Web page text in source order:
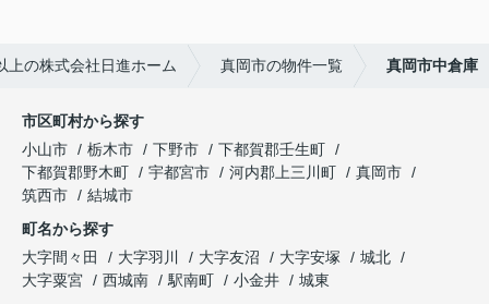
上の株式会社日進ホーム 真岡市の物件一覧 真岡市中倉庫
市区町村から探す
小山市
栃木市 下野市
下都賀郡壬生町
下都賀郡野木町
宇都宮市 河内郡上三川町
真岡市
筑西市
結城市
町名から探す
大字間々田
大字羽川 大字友沼 大字安塚
城北
大字粟宮
西城南 駅南町 小金井
城東